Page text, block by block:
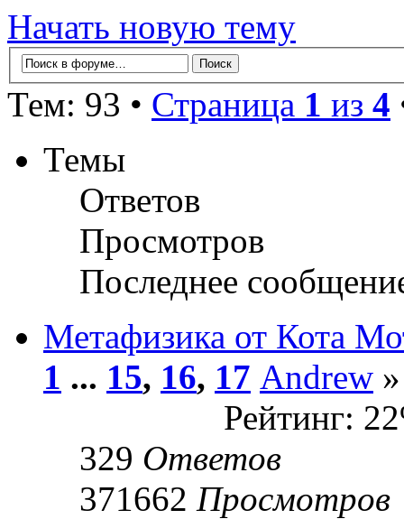
Начать новую тему
Тем: 93 • Страница 1 из 4
Темы
Ответов
Просмотров
Последнее
Метафизика от Кота
1 ... 15, 16, 17 Andrew
Рейтинг:
329 Ответов
371662 Просмотров